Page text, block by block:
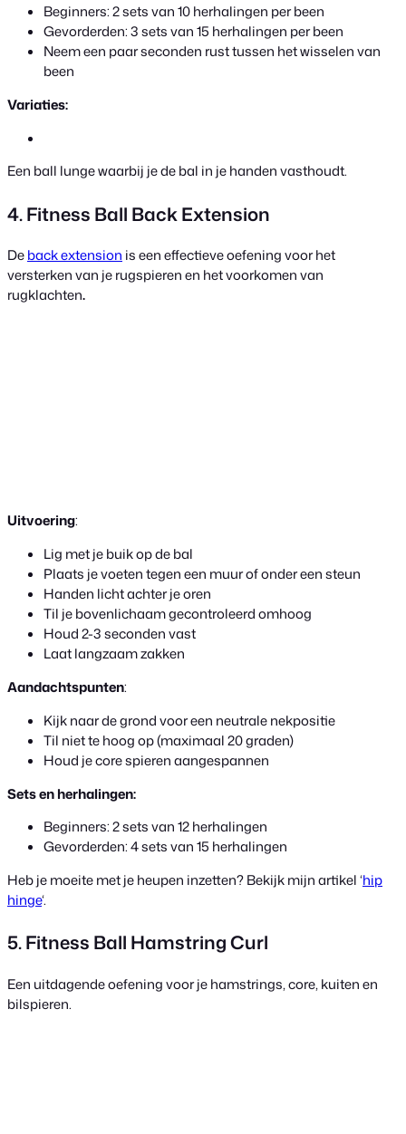
Beginners: 2 sets van 10 herhalingen per been
Gevorderden: 3 sets van 15 herhalingen per been
Neem een paar seconden rust tussen het wisselen van
been
Variaties:
Een ball lunge waarbij je de bal in je handen vasthoudt.
4. Fitness Ball Back Extension
Deback extension is een effectieve oefening voor het
versterken van je rugspieren en het voorkomen van
rugklachten.
Uitvoering:
Lig met je buik op de bal
Plaats je voeten tegen een muur of onder een steun
Handen licht achter je oren
Til je bovenlichaam gecontroleerd omhoog
Houd 2-3 seconden vast
Laat langzaam zakken
Aandachtspunten:
Kijk naar de grond voor een neutrale nekpositie
Til niet te hoog op (maximaal 20 graden)
Houd je core spieren aangespannen
Sets en herhalingen:
Beginners: 2 sets van 12 herhalingen
Gevorderden: 4 sets van 15 herhalingen
Heb je moeite met je heupen inzetten? Bekijk mijn artikel ‘hip
hinge‘.
5. Fitness Ball Hamstring Curl
Een uitdagende oefening voor je hamstrings, core, kuiten en
bilspieren.